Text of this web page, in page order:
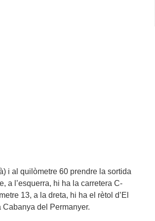
i al quilòmetre 60 prendre la sortida
a l’esquerra, hi ha la carretera C-
13, a la dreta, hi ha el rètol d’El
Cabanya del Permanyer.